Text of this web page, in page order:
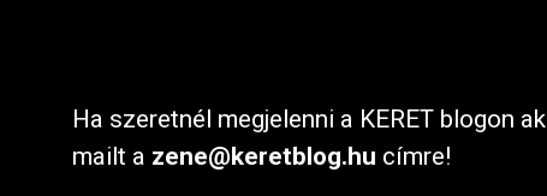
Ha szeretnél megjelenni a KERET blogon
mailt a zene@keretblog.hu címre!